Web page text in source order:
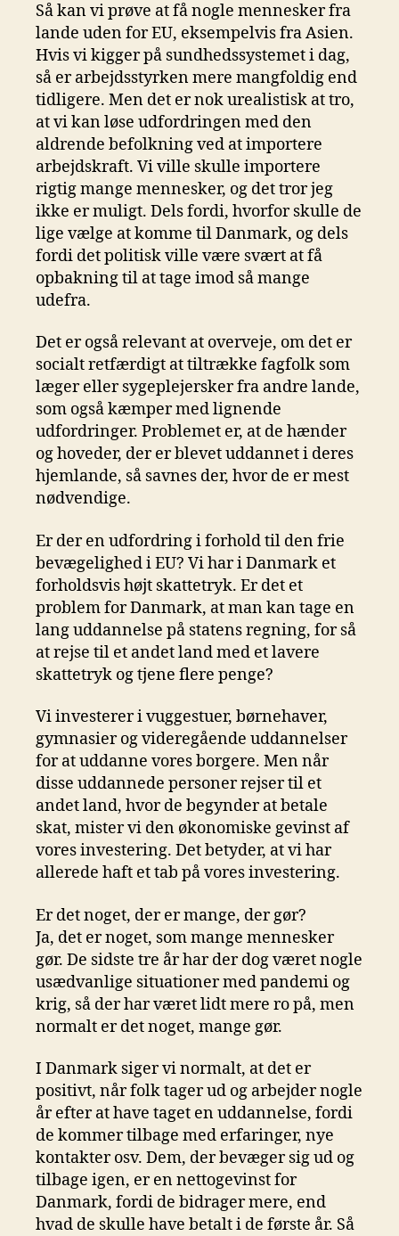
Så kan vi prøve at få nogle mennesker fra
lande uden for EU, eksempelvis fra Asien.
Hvis vi kigger på sundhedssystemet i dag,
så er arbejdsstyrken mere mangfoldig end
tidligere. Men det er nok urealistisk at tro,
at vi kan løse udfordringen med den
aldrende befolkning ved at importere
arbejdskraft. Vi ville skulle importere
rigtig mange mennesker, og det tror jeg
ikke er muligt. Dels fordi, hvorfor skulle de
lige vælge at komme til Danmark, og dels
fordi det politisk ville være svært at få
opbakning til at tage imod så mange
udefra.
Det er også relevant at overveje, om det er
socialt retfærdigt at tiltrække fagfolk som
læger eller sygeplejersker fra andre lande,
som også kæmper med lignende
udfordringer. Problemet er, at de hænder
og hoveder, der er blevet uddannet i deres
hjemlande, så savnes der, hvor de er mest
nødvendige.
Er der en udfordring i forhold til den frie
bevægelighed i EU? Vi har i Danmark et
forholdsvis højt skattetryk. Er det et
problem for Danmark, at man kan tage en
lang uddannelse på statens regning, for så
at rejse til et andet land med et lavere
skattetryk og tjene flere penge?
Vi investerer i vuggestuer, børnehaver,
gymnasier og videregående uddannelser
for at uddanne vores borgere. Men når
disse uddannede personer rejser til et
andet land, hvor de begynder at betale
skat, mister vi den økonomiske gevinst af
vores investering. Det betyder, at vi har
allerede haft et tab på vores investering.
Er det noget, der er mange, der gør?
Ja, det er noget, som mange mennesker
gør. De sidste tre år har der dog været nogle
usædvanlige situationer med pandemi og
krig, så der har været lidt mere ro på, men
normalt er det noget, mange gør.
I Danmark siger vi normalt, at det er
positivt, når folk tager ud og arbejder nogle
år efter at have taget en uddannelse, fordi
de kommer tilbage med erfaringer, nye
kontakter osv. Dem, der bevæger sig ud og
tilbage igen, er en nettogevinst for
Danmark, fordi de bidrager mere, end
hvad de skulle have betalt i de første år. Så